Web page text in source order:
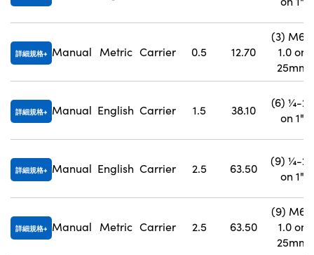
詳細規格 Manual Metric Carrier 0.5 12.70
(3) M6 x
1.0 on
25mm
詳細規格 Manual English Carrier 1.5 38.10
(6) ¼-20
on 1"
詳細規格 Manual English Carrier 2.5 63.50
(9) ¼-20
on 1"
詳細規格 Manual Metric Carrier 2.5 63.50
(9) M6 x
1.0 on
25mm